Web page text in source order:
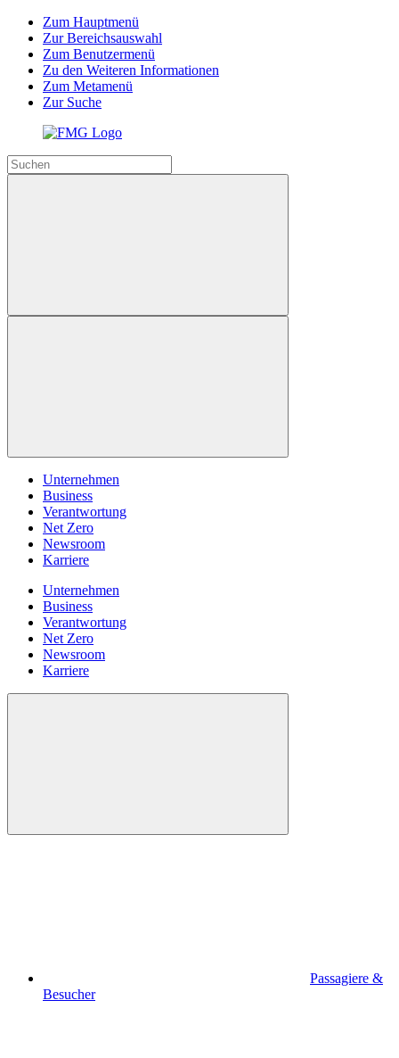
Zum Hauptmenü
Zur Bereichsauswahl
Zum Benutzermenü
Zu den Weiteren Informationen
Zum Metamenü
Zur Suche
Unternehmen
Business
Verantwortung
Net Zero
Newsroom
Karriere
Unternehmen
Business
Verantwortung
Net Zero
Newsroom
Karriere
Passagiere &
Besucher